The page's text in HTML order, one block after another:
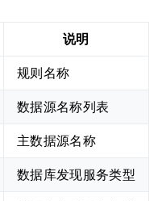
说明
规则名称
数据源名称列表
主数据源名称
数据库发现服务类型